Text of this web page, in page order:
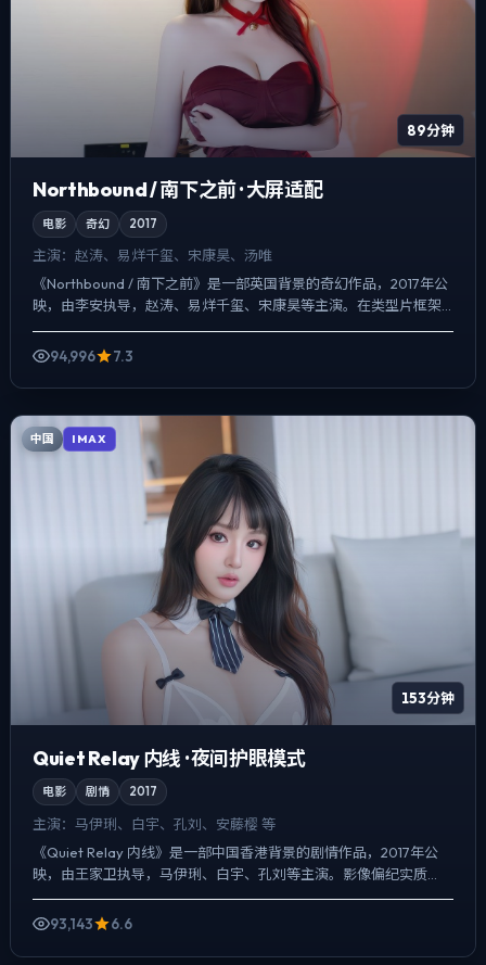
89分钟
Northbound / 南下之前 · 大屏适配
电影 奇幻 2017
主演： 赵涛、易烊千玺、宋康昊、汤唯
《Northbound / 南下之前》是一部英国背景的奇幻作品，2017年公
映，由李安执导，赵涛、易烊千玺、宋康昊等主演。在类型片框架
里埋入作者式旁白与留白，一场意外成为切口，...
94,996
7.3
中国 IMAX
153分钟
Quiet Relay 内线 · 夜间护眼模式
电影 剧情 2017
主演： 马伊琍、白宇、孔刘、安藤樱 等
《Quiet Relay 内线》是一部中国香港背景的剧情作品，2017年公
映，由王家卫执导，马伊琍、白宇、孔刘等主演。影像偏纪实质
感，手持与固定机位交替出现，动作戏服务于叙事节...
93,143
6.6